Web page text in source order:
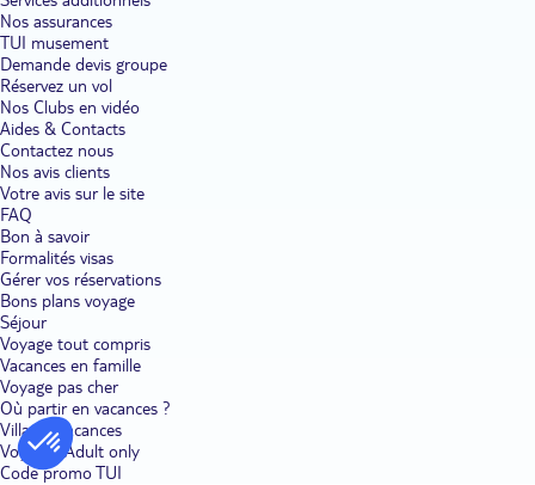
Nos assurances
TUI musement
Demande devis groupe
Réservez un vol
Nos Clubs en vidéo
Aides & Contacts
Contactez nous
Nos avis clients
Votre avis sur le site
FAQ
Bon à savoir
Formalités visas
Gérer vos réservations
Bons plans voyage
Séjour
Voyage tout compris
Vacances en famille
Voyage pas cher
Où partir en vacances ?
Villages vacances
Voyages Adult only
Code promo TUI